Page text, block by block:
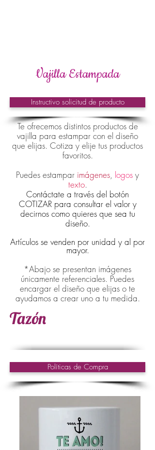
Vajilla Estampada
Instructivo solicitud de producto
Te ofrecemos distintos productos de
vajilla para estampar con el diseño
que elijas. Cotiza y elije tus productos
favoritos.
Puedes estampar imágenes, logos y
texto.
Contáctate a través del botón
COTIZAR para consultar el valor y
decirnos como quieres que sea tu
diseño.
Artículos se venden por unidad y al por
mayor.
*Abajo se presentan imágenes
únicamente referenciales. Puedes
encargar el diseño que elijas o te
ayudamos a crear uno a tu medida.
Tazón
Políticas de Compra